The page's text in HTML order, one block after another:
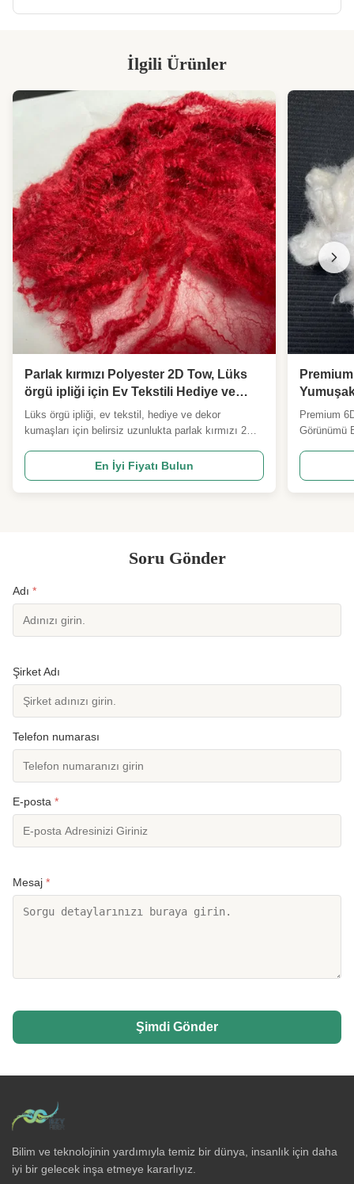
İlgili Ürünler
Parlak kırmızı Polyester 2D Tow, Lüks
örgü ipliği için Ev Tekstili Hediye ve
Dekor Kumaşları
Lüks örgü ipliği, ev tekstil, hediye ve dekor
kumaşları için belirsiz uzunlukta parlak kırmızı 2D
boyutlu parlak kırmızı ipek protein çekme filizimiz,
gelişmiş nakil iplikleme ve çözeltme boya entegre
teknolojisi kullanılarak üretilen, üst düzey
En İyi Fiyatı Bulun
Tekstil
Yapımı
Premium
Görünümü
çevre
51MM
Soru Gönder
Adı *
Şirket Adı
Telefon numarası
E-posta *
Mesaj *
Şimdi Gönder
Bilim ve teknolojinin yardımıyla temiz bir dünya, insanlık için daha
iyi bir gelecek inşa etmeye kararlıyız.